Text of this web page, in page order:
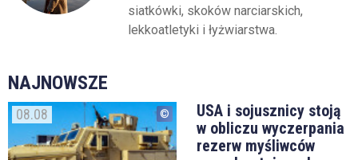
siatkówki, skoków narciarskich,
lekkoatletyki i łyżwiarstwa.
NAJNOWSZE
08.08
USA i sojusznicy stoją
w obliczu wyczerpania
rezerw myśliwców